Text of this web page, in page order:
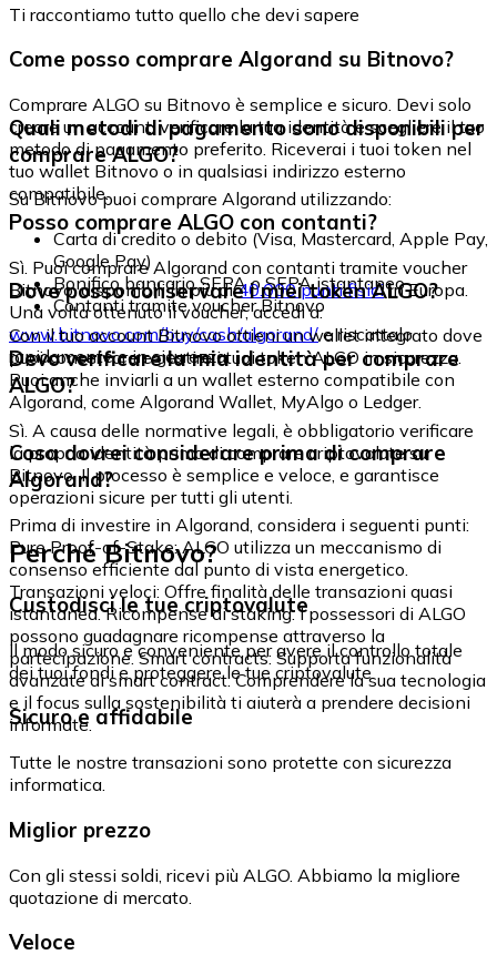
Ti raccontiamo tutto quello che devi sapere
Come posso comprare Algorand su Bitnovo?
Comprare ALGO su Bitnovo è semplice e sicuro. Devi solo
creare un account, verificare la tua identità e scegliere il tuo
metodo di pagamento preferito. Riceverai i tuoi token nel
tuo wallet Bitnovo o in qualsiasi indirizzo esterno
compatibile.
Quali metodi di pagamento sono disponibili per
comprare ALGO?
Su Bitnovo puoi comprare Algorand utilizzando:
Carta di credito o debito (Visa, Mastercard, Apple Pay,
Google Pay)
Bonifico bancario SEPA o SEPA istantaneo
Contanti tramite voucher Bitnovo
Posso comprare ALGO con contanti?
Sì. Puoi comprare Algorand con contanti tramite voucher
Bitnovo, disponibili in più di40.000 punti fisiciin Europa.
Una volta ottenuto il voucher, accedi a:
www.bitnovo.com/buy/cash/algorand/e riscattalo
rapidamente e in sicurezza.
Dove posso conservare i miei token ALGO?
Con il tuo account Bitnovo ottieni un wallet integrato dove
puoi conservare e gestire i tuoi token ALGO in sicurezza.
Puoi anche inviarli a un wallet esterno compatibile con
Algorand, come Algorand Wallet, MyAlgo o Ledger.
Devo verificare la mia identità per comprare
ALGO?
Sì. A causa delle normative legali, è obbligatorio verificare
la propria identità prima di comprare criptovalute su
Bitnovo. Il processo è semplice e veloce, e garantisce
operazioni sicure per tutti gli utenti.
Cosa dovrei considerare prima di comprare
Algorand?
Prima di investire in Algorand, considera i seguenti punti:
Pure Proof-of-Stake: ALGO utilizza un meccanismo di
consenso efficiente dal punto di vista energetico.
Transazioni veloci: Offre finalità delle transazioni quasi
istantanea. Ricompense di staking: I possessori di ALGO
possono guadagnare ricompense attraverso la
partecipazione. Smart contracts: Supporta funzionalità
avanzate di smart contract. Comprendere la sua tecnologia
e il focus sulla sostenibilità ti aiuterà a prendere decisioni
informate.
Perché Bitnovo?
Custodisci le tue criptovalute
Il modo sicuro e conveniente per avere il controllo totale
dei tuoi fondi e proteggere le tue criptovalute.
Sicuro e affidabile
Tutte le nostre transazioni sono protette con sicurezza
informatica.
Miglior prezzo
Con gli stessi soldi, ricevi più ALGO. Abbiamo la migliore
quotazione di mercato.
Veloce